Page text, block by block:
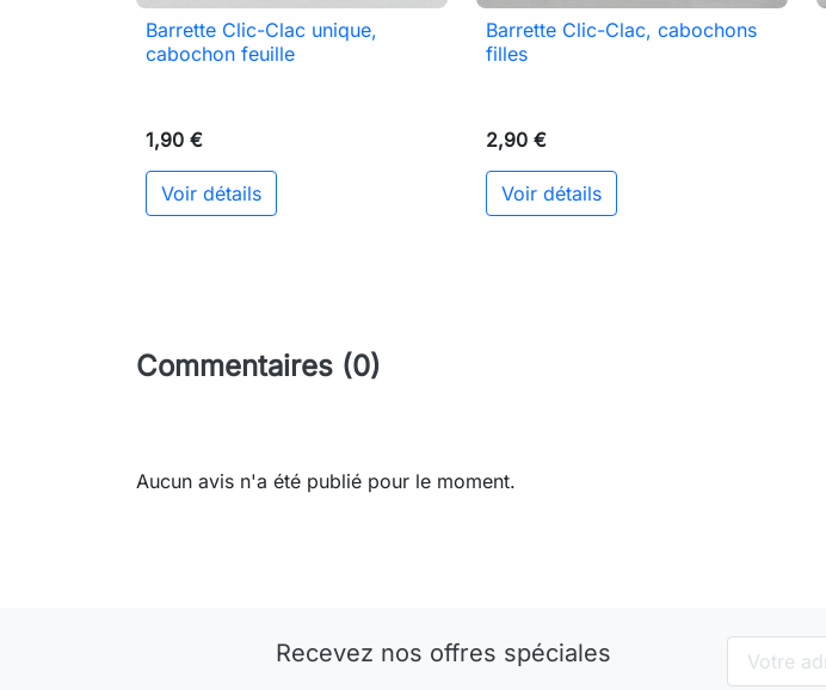
 Aperçu rapide
Barrette Clic-Clac unique,
cabochon feuille
1,90 €
Voir détails
 Aperçu rapide
Barrette Clic-Clac, cabochons
filles
2,90 €
Voir détails
Commentaires (0)
Aucun avis n'a été publié pour le moment.
Recevez nos offres spéciales